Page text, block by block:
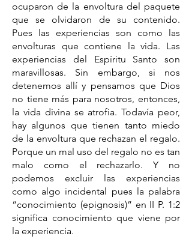
ocuparon de la envoltura del paquete
que se olvidaron de su contenido.
Pues las experiencias son como las
envolturas que contiene la vida. Las
experiencias del Espíritu Santo son
maravillosas. Sin embargo, si nos
detenemos allí y pensamos que Dios
no tiene más para nosotros, entonces,
la vida divina se atrofia. Todavía peor,
hay algunos que tienen tanto miedo
de la envoltura que rechazan el regalo.
Porque un mal uso del regalo no es tan
malo como el rechazarlo. Y no
podemos excluir las experiencias
como algo incidental pues la palabra
“conocimiento (epignosis)” en II P. 1:2
significa conocimiento que viene por
la experiencia.